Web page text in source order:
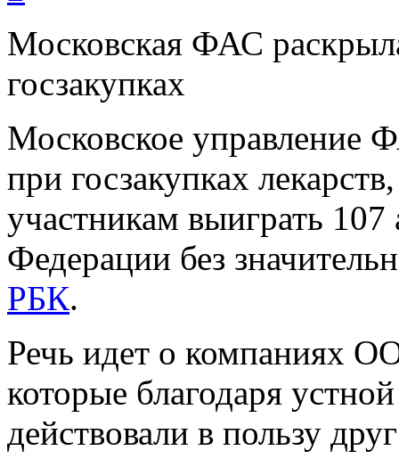
Московская ФАС
госзакупках
Московское управление
при госзакупках
участникам выиграть 107
Федерации без
РБК.
Речь идет о
которые благодаря
действовали в пользу